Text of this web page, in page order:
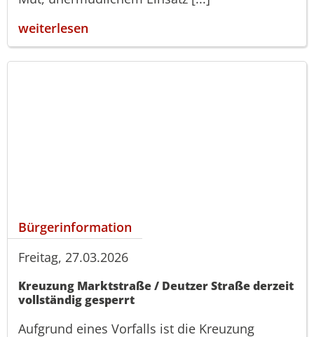
weiterlesen
Bürgerinformation
Freitag, 27.03.2026
Kreuzung Marktstraße / Deutzer Straße derzeit
vollständig gesperrt
Aufgrund eines Vorfalls ist die Kreuzung